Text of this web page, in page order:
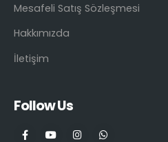
Mesafeli Satış Sözleşmesi
Hakkımızda
İletişim
Follow Us